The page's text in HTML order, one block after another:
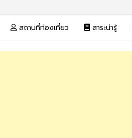
สถานที่ท่องเที่ยว สาระน่ารู้